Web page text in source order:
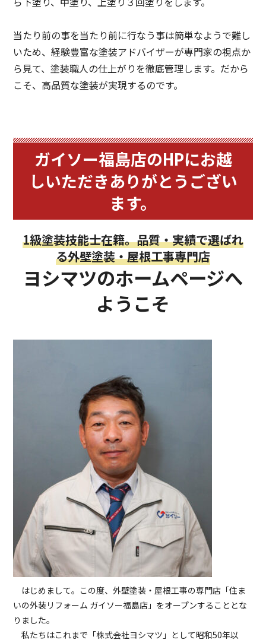
当たり前の事を当たり前に行なう事は簡単なようで難し
いため、経験豊富な塗装アドバイザーが専門家の視点か
ら見て、塗装職人の仕上がりを徹底管理します。だから
こそ、高品質な塗装が実現するのです。
ガイソー福島店のHPにお越
しいただきありがとうござい
ます。
1級塗装技能士在籍。品質・実績で選ばれ
る外壁塗装・屋根工事専門店
ヨシマツのホームページへ
ようこそ
はじめまして。この度、外壁塗装・屋根工事の専門店「住ま
いの外装リフォーム ガイソー福島店」をオープンすることとな
りました。
私たちはこれまで「株式会社ヨシマツ」として昭和50年以